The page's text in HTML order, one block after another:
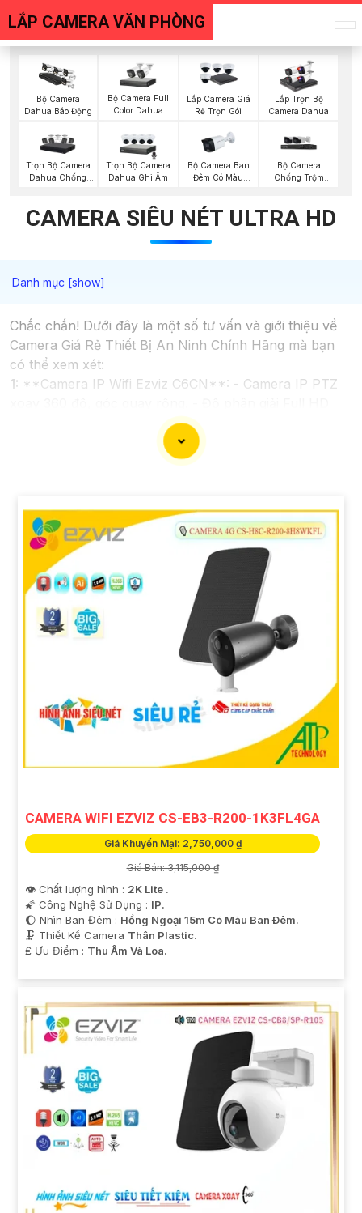
LẮP CAMERA VĂN PHÒNG
Bộ Camera
Dahua Báo Động
Bộ Camera Full
Color Dahua
Lắp Camera Giá
Rẻ Trọn Gói
Lắp Trọn Bộ
Camera Dahua
Trọn Bộ Camera
Dahua Chống
Trọn Bộ Camera
Dahua Ghi Âm
Bộ Camera Ban
Đêm Có Màu
Bộ Camera
Chống Trộm
CAMERA SIÊU NÉT ULTRA HD
Chắc chắn! Dưới đây là một số tư vấn và giới thiệu về
Camera Giá Rẻ Thiết Bị An Ninh Chính Hãng mà bạn
có thể xem xét:
1: **Camera IP Wifi Ezviz C6CN**: - Camera IP PTZ
1080p. - Hỗ trợ kết nối không dây WiFi. - Tích hợp
công nghệ hồng ngoại thông minh. - Phù hợp để theo
giải 2MP (1920x1080). - Hỗ trợ chống ngược sáng kỹ
thuật số. - Thiết kế vỏ nhựa chống va đập. - Hồng
ngoại ban đêm khoảng cách lên đến 30m.
3:**Camera Dahua HDCVI HAC-HFW1200T**: -
Camera HDCVI 2MP hỗ trợ chất lượng hình ảnh cao. -
Lens cố định 3.6mm. - Tầm quan sát hồng ngoại lên
đến 20m. - Chống ngược sáng Digital WDR, cân bằng
sáng, chống nhiễu 3D. - Giá phải chăng với chất lượng
Nhớ kiểm tra và lựa chọn sản phẩm phù hợp với nhu
cầu sử dụng và không gian lắp đặt của bạn. Bạn có thể
tham khảo thêm thông tin chi tiết và mua hàng tại các
cửa hàng điện tử uy tín hoặc cửa hàng thiết bị an ninh
chuyên nghiệp. Chúc bạn tìm được giải pháp an ninh
CAMERA WIFI EZVIZ CS-EB3-R200-1K3FL4GA
Giá Khuyến Mại: 2,750,000 ₫
Giá Bán: 3,115,000 ₫
👁 Chất lượng hình : 2K Lite .
🌠 Công Nghệ Sử Dụng : IP.
🌔 Nhìn Ban Đêm : Hồng Ngoại 15m Có Màu Ban Ðêm.
🗜️ Thiết Kế Camera Thân Plastic.
️₤ Ưu Điểm : Thu Âm Và Loa.